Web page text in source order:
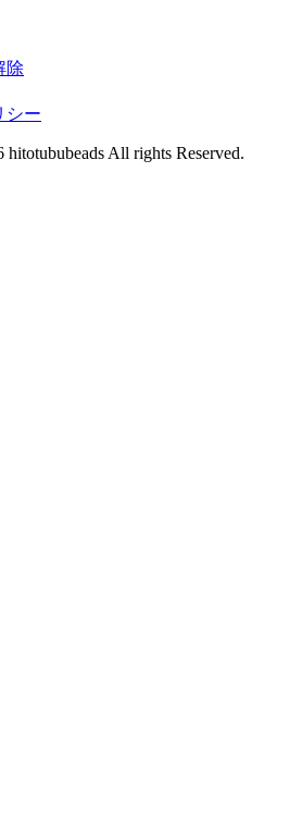
除
シー
All rights Reserved.